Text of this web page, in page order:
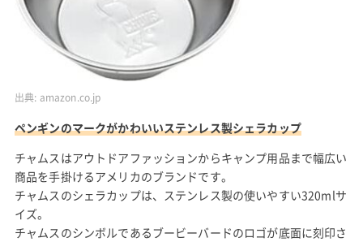
出典: amazon.co.jp
ペンギンのマークがかわいいステンレス製シェラカップ
チャムスはアウトドアファッションからキャンプ用品まで幅広い
商品を手掛けるアメリカのブランドです。
チャムスのシェラカップは、ステンレス製の使いやすい320mlサ
イズ。
チャムスのシンボルであるブービーバードのロゴが底面に刻印さ